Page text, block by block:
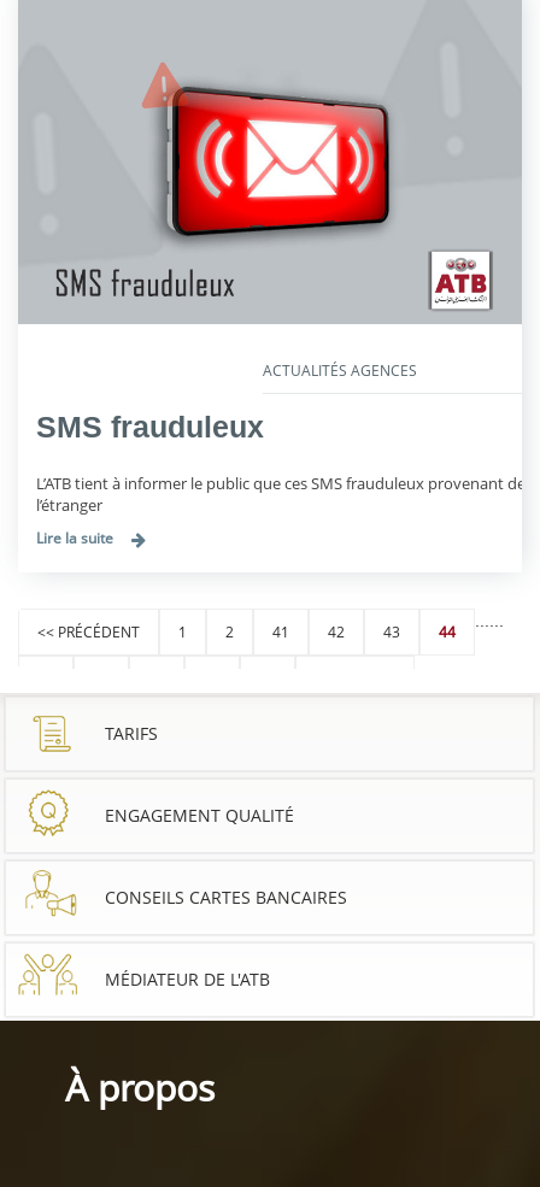
ACTUALITÉS AGENCES
SMS frauduleux
L’ATB tient à informer le public que ces SMS frauduleux provenant de
l’étranger
Lire la suite
<< PRÉCÉDENT 1 2 41 42 43 44
TARIFS
ENGAGEMENT QUALITÉ
CONSEILS CARTES BANCAIRES
MÉDIATEUR DE L'ATB
À propos